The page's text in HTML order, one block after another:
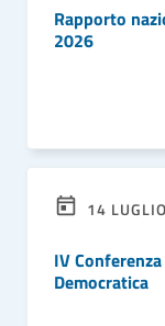
Rapporto
2026
14
IV
Democratica